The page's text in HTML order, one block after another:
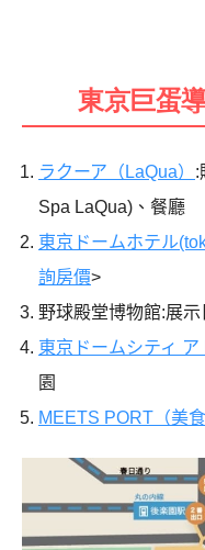
東京巨蛋
ラクーア（LaQua） :
Spa LaQua)、餐廳
東京ドームホテル
詢房價>
野球殿堂博物館:展
東京ドームシティ
園
MEETS PORT（美食